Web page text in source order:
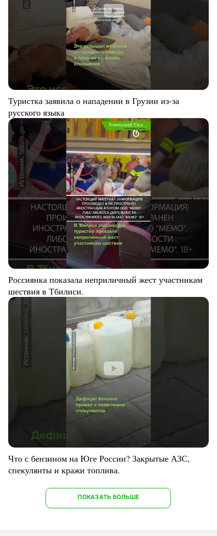
Туристка заявила о нападении в Грузии из-за
русского языка
Россиянка показала неприличный жест участникам
шествия в Тбилиси.
Что с бензином на Юге России? Закрытые АЗС,
спекулянты и кражи топлива.
ПОКАЗАТЬ БОЛЬШЕ